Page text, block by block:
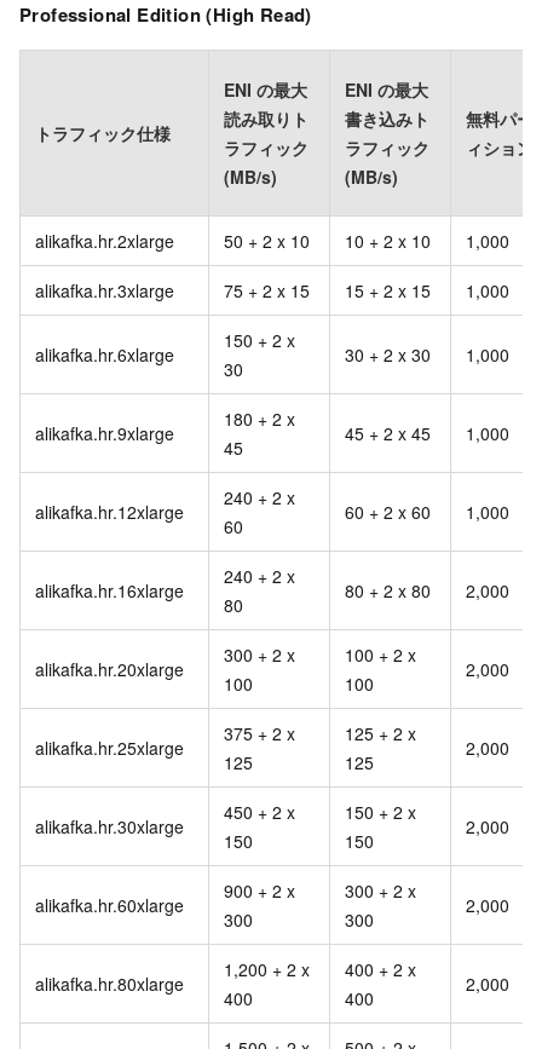
Professional Edition (High Read)
トラフィック仕様
ENI の最大
読み取りト
ラフィック
(MB/s)
ENI の最大
書き込みト
ラフィック
(MB/s)
無料パー
ィション
alikafka.hr.2xlarge 50 + 2 x 10 10 + 2 x 10 1,000
alikafka.hr.3xlarge 75 + 2 x 15 15 + 2 x 15 1,000
alikafka.hr.6xlarge
150 + 2 x
30
30 + 2 x 30 1,000
alikafka.hr.9xlarge
180 + 2 x
45
45 + 2 x 45 1,000
alikafka.hr.12xlarge
240 + 2 x
60
60 + 2 x 60 1,000
alikafka.hr.16xlarge
240 + 2 x
80
80 + 2 x 80 2,000
alikafka.hr.20xlarge
300 + 2 x
100
100 + 2 x
100
2,000
alikafka.hr.25xlarge
375 + 2 x
125
125 + 2 x
125
2,000
alikafka.hr.30xlarge
450 + 2 x
150
150 + 2 x
150
2,000
alikafka.hr.60xlarge
900 + 2 x
300
300 + 2 x
300
2,000
alikafka.hr.80xlarge
1,200 + 2 x
400
400 + 2 x
400
2,000